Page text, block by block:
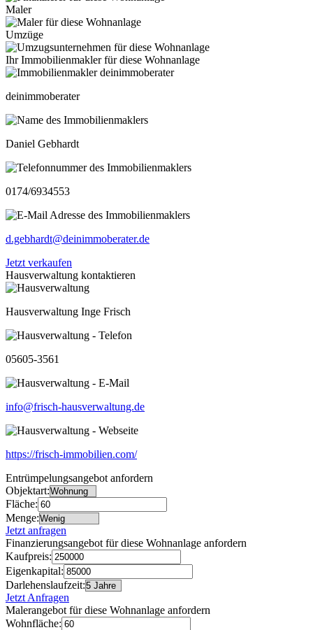
Maler
Umzüge
Ihr Immobilienmakler für diese Wohnanlage
deinimmoberater
Daniel Gebhardt
0174/6934553
d.gebhardt@deinimmoberater.de
Jetzt verkaufen
Hausverwaltung kontaktieren
Hausverwaltung Inge Frisch
05605-3561
info@frisch-hausverwaltung.de
https://frisch-immobilien.com/
Entrümpelungsangebot anfordern
Objektart:
Fläche:
Menge:
Jetzt anfragen
Finanzierungsangebot für diese Wohnanlage anfordern
Kaufpreis:
Eigenkapital:
Darlehenslaufzeit:
Jetzt Anfragen
Malerangebot für diese Wohnanlage anfordern
Wohnfläche: